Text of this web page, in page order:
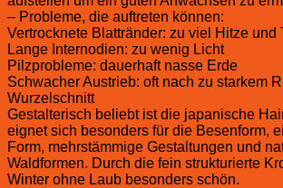
– Probleme, die auftreten können:
Vertrocknete Blattränder: zu viel Hitze und
Lange Internodien: zu wenig Licht
Pilzprobleme: dauerhaft nasse Erde
Schwacher Austrieb: oft nach zu starkem
Wurzelschnitt
Gestalterisch beliebt ist die japanische
eignet sich besonders für die Besenform,
Form, mehrstämmige Gestaltungen und
Waldformen. Durch die fein strukturierte
Winter ohne Laub besonders schön.